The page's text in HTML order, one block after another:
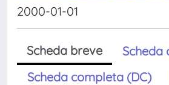
2000-01-01
Scheda breve
Scheda
Scheda completa (DC)